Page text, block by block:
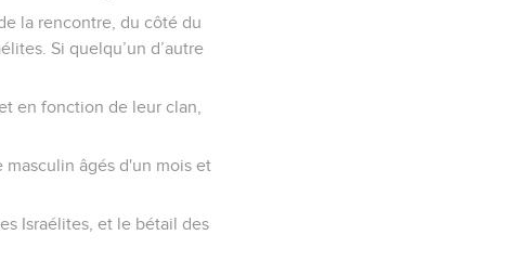
la rencontre, du côté du
Si quelqu’un d’autre
en fonction de leur clan,
masculin âgés d'un mois et
Israélites, et le bétail des